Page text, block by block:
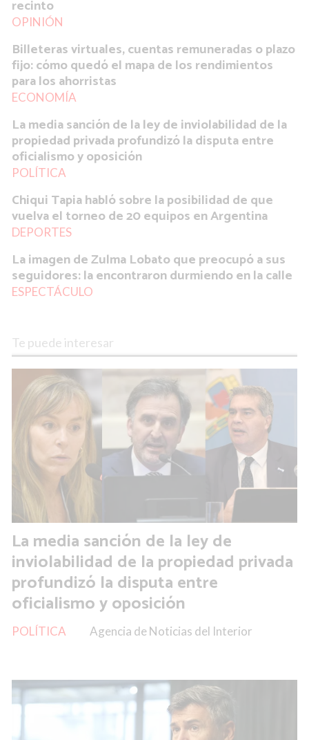
recinto
OPINIÓN
Billeteras virtuales, cuentas remuneradas o plazo
fijo: cómo quedó el mapa de los rendimientos
para los ahorristas
ECONOMÍA
La media sanción de la ley de inviolabilidad de la
propiedad privada profundizó la disputa entre
oficialismo y oposición
POLÍTICA
Chiqui Tapia habló sobre la posibilidad de que
vuelva el torneo de 20 equipos en Argentina
DEPORTES
La imagen de Zulma Lobato que preocupó a sus
seguidores: la encontraron durmiendo en la calle
ESPECTÁCULO
Te puede interesar
La media sanción de la ley de
inviolabilidad de la propiedad privada
profundizó la disputa entre
oficialismo y oposición
Agencia de Noticias del Interior
POLÍTICA